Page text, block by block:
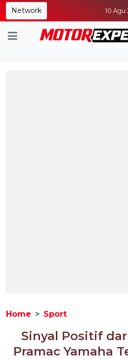
Network 10 Agu
Home Sport
Sinyal Positif
Pramac Yamaha